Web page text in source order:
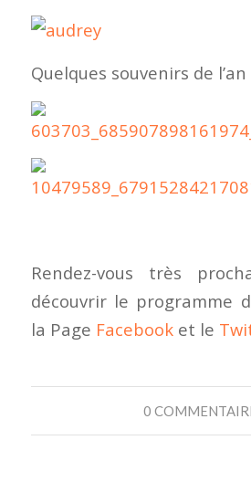
Quelques souvenirs de
Rendez-vous très
découvrir le programme
la Page Facebooket le
0